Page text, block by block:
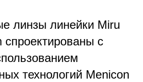
линзы линейки Miru
спроектированы с
технологий Menicon